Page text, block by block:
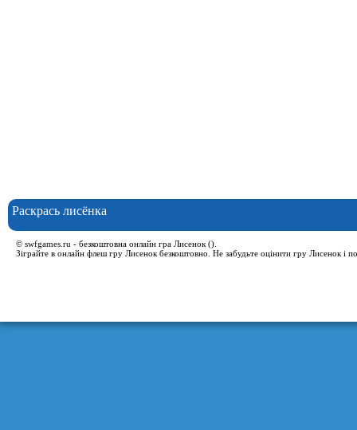
Раскрась лисёнка
© swfgames.ru - безкоштовна онлайн гра Лисенок ().
Зіграйте в онлайн флеш гру Лисенок безкоштовно. Не забудьте оцінити гру Лисенок і